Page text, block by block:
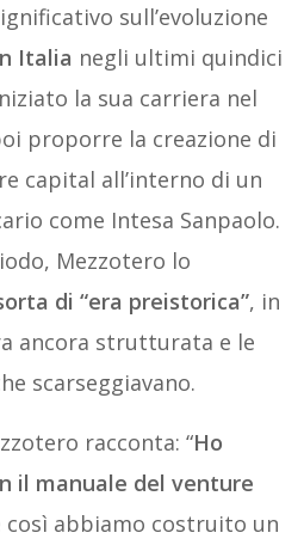
sull’evoluzione
Italia negli ultimi quindici
la sua carriera nel
proporre la creazione di
capital all’interno di un
come Intesa Sanpaolo.
Mezzotero lo
di “era preistorica”, in
ancora strutturata e le
scarseggiavano.
racconta: “Ho
il manuale del venture
così abbiamo costruito un